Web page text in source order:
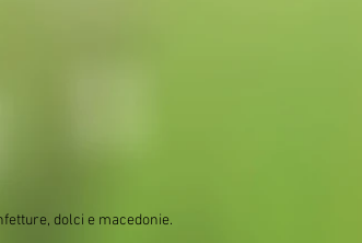
dolci e macedonie.